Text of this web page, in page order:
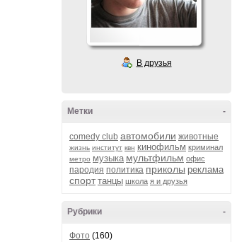
В друзья
-
Метки
comedy club автомобили животные
жизнь институт квн кинофильм криминал
метро музыка мультфильм офис
пародия политика приколы реклама
спорт танцы школа я и друзья
-
Рубрики
Фото (160)